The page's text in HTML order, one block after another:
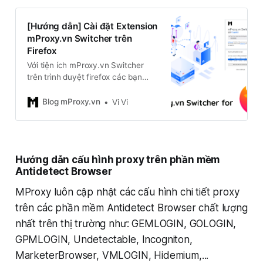
tiện ích mProxy.vn Switcher.
[Hướng dẫn] Cài đặt Extension
mProxy.vn Switcher trên
Firefox
Với tiện ích mProxy.vn Switcher
trên trình duyệt firefox các bạn
nhanh chóng và chính xác. Bạn đã
sẽ tiến hành cấu hình proxy trên
Blog mProxy.vn Vi Vi
Hướng dẫn cấu hình proxy trên phần mềm
Antidetect Browser
MProxy luôn cập nhật các cấu hình chi tiết proxy
trên các phần mềm Antidetect Browser chất lượng
nhất trên thị trường như: GEMLOGIN, GOLOGIN,
GPMLOGIN, Undetectable, Incogniton,
MarketerBrowser, VMLOGIN, Hidemium,...